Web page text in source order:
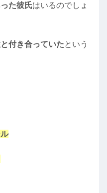
た彼氏はいるのでしょ
付き合っていたという